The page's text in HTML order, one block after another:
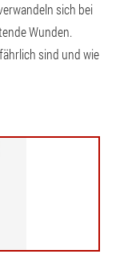
sich bei
Wunden.
sind und wie